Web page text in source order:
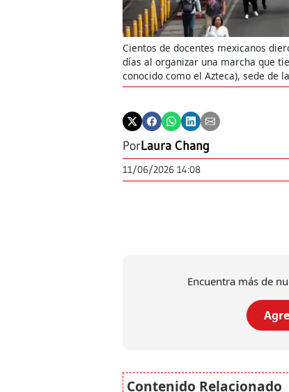
Cientos de docentes mexicanos
días al organizar una marcha que
conocido como el Azteca), sede de
PorLaura Chang
11/06/2026 14:08
Encuentra más de